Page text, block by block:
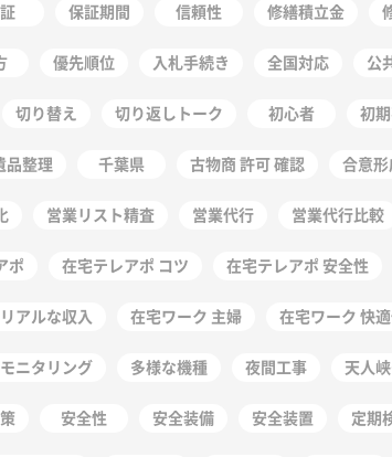
保証期間 信頼性 修繕積立金
優先順位 入札手続き 全国対応 公
切り替え 切り返しトーク 初心者 初
品整理 千葉県 古物商 許可 確認 合意形
営業リスト精査 営業代行 営業代行比較
ポ 在宅テレアポ コツ 在宅テレアポ 安全性
アルな収入 在宅ワーク 主婦 在宅ワーク 快
ニタリング 多様な機種 夜間工事 天人
安全性 安全装備 安全装置 定期